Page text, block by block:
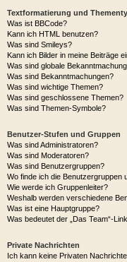
Weshalb wurde ich verwarnt?
Wie kann ich Beiträge den
Was bewirkt die „Speichern“-
Warum muss mein Beitrag erst
Wie markiere ich ein Thema als
Textformatierung und
Was ist BBCode?
Kann ich HTML benutzen?
Was sind globale
Was sind Bekanntmachungen?
Was sind wichtige Themen?
Was sind geschlossene Themen?
Was sind Themen-Symbole?
Benutzer-Stufen und Gruppen
Was sind Administratoren?
Wo finde ich die Benutzergruppen
Wie werde ich Gruppenleiter?